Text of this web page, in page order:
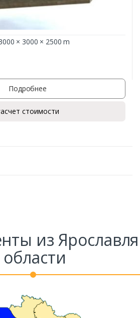
× 3000 × 2500 m
Подробнее
стоимости
из Ярославля